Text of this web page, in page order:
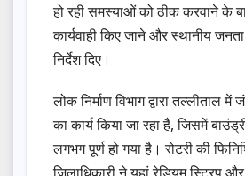
हो रही समस्याओं को ठीक करवाने के
कार्यवाही किए जाने और स्थानीय
निर्देश दिए।
लोक निर्माण विभाग द्वारा तल्लीताल
का कार्य किया जा रहा है, जिसमें
लगभग पूर्ण हो गया है। रोटरी की